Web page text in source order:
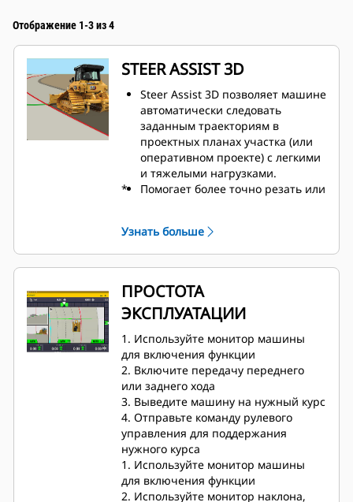
Отображение 1-3 из 4
STEER ASSIST 3D
Steer Assist 3D позволяет машине
автоматически следовать
заданным траекториям в
проектных планах участка (или
оперативном проекте) с легкими
и тяжелыми нагрузками.
Помогает более точно резать или
краю, гребню и т. д.​
Сокращает количество проходов
благодаря точному перекрытию
от прохода к проходу.​
Повысьте производительность
при выполнении тяжелых
бульдозерных работ с помощью
AutoCarry, Traction Control, Cat
Grade с 3D и Steer Assist 3D с
управлением наклоном отвала
(особенно для менее опытных
операторов).
*
Узнать больше
ПРОСТОТА
ЭКСПЛУАТАЦИИ
1. Используйте монитор машины
для включения функции
2. Включите передачу переднего
или заднего хода​
3. Выведите машину на нужный курс​
4. Отправьте команду рулевого
управления для поддержания
нужного курса​
1. Используйте монитор машины
для включения функции
2. Используйте монитор наклона,